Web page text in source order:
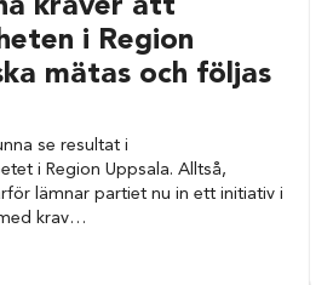
kräver att
i Region
mätas och följas
se resultat i
i Region Uppsala. Alltså,
lämnar partiet nu in ett initiativ i
krav…